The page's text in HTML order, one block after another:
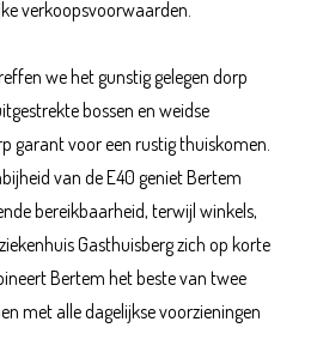
verkoopsvoorwaarden.
we het gunstig gelegen dorp
bossen en weidse
garant voor een rustig thuiskomen.
van de E40 geniet Bertem
bereikbaarheid, terwijl winkels,
Gasthuisberg zich op korte
Bertem het beste van twee
met alle dagelijkse voorzieningen